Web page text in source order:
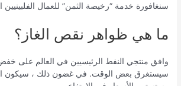
سنغافورة خدمة “رخيصة الثمن” للعمال الفلبينيين
ما هي ظواهر نقص الغاز؟
وافق منتجي النفط الرئيسيين في العالم على خفض
سيستغرق بعض الوقت. في غضون ذلك ، سيكون